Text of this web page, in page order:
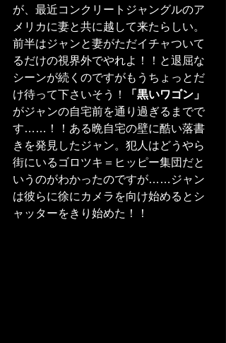
が、最近コンクリートジャングルのア
メリカに妻と共に越して来たらしい。
前半はジャンと妻がただイチャついて
るだけの視界外でやれよ！！と退屈な
シーンが続くのですがもうちょっとだ
け待って下さいそう！
「黒いワゴン」
がジャンの自宅前を通り過ぎるまでで
す……！！ある晩自宅の壁に酷い落書
きを発見したジャン。犯人はどうやら
街にいるゴロツキ＝ヒッピー集団だと
いうのがわかったのですが……ジャン
は彼らに徐にカメラを向け始めるとシ
ャッターをきり始めた！！